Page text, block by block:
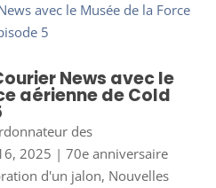
News avec le
aérienne de Cold
des
2025 | 70e anniversaire
d'un jalon, Nouvelles